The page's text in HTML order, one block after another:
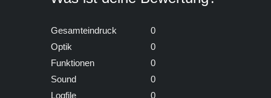
Gesamteindruck
0
Optik
0
Funktionen
0
Sound
0
Logfile
0